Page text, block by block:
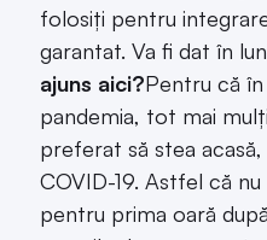
folosiți pentru
garantat. Va fi dat în
ajuns aici?Pentru că
pandemia, tot mai
preferat să stea
COVID-19. Astfel că
pentru prima oară